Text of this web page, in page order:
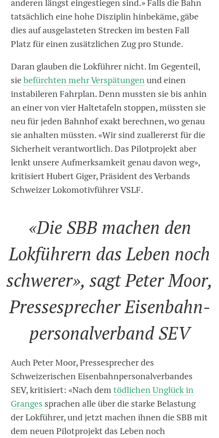
anderen längst eingestiegen sind.» Falls die Bahn
tatsächlich eine hohe Disziplin hinbekäme, gäbe
dies auf ausgelasteten Strecken im besten Fall
Platz für einen zusätzlichen Zug pro Stunde.
Daran glauben die Lokführer nicht. Im Gegenteil,
siebefürchten mehr Verspätungenund einen
instabileren Fahrplan. Denn mussten sie bis anhin
an einer von vier Haltetafeln stoppen, müssten sie
neu für jeden Bahnhof ­exakt berechnen, wo genau
sie anhalten müssten. «Wir sind zuallererst für die
Sicherheit verantwortlich. Das Pilotprojekt aber
lenkt unsere Aufmerksamkeit genau davon weg»,
kritisiert Hubert Giger, Präsident des Verbands
Schweizer Lokomotivführer VSLF.
«Die SBB machen den
Lokführern das Leben noch
schwerer», sagt Peter Moor,
Pressesprecher Eisenbahn-
personalverband SEV
Auch Peter Moor, Pressesprecher des
Schweizerischen Eisenbahnpersonalverbandes
SEV, kritisiert: «Nach demtödlichen Unglück in
Granges sprachen alle über die starke Belastung
der Lokführer, und jetzt machen ihnen die SBB mit
dem neuen Pilotprojekt das Leben noch